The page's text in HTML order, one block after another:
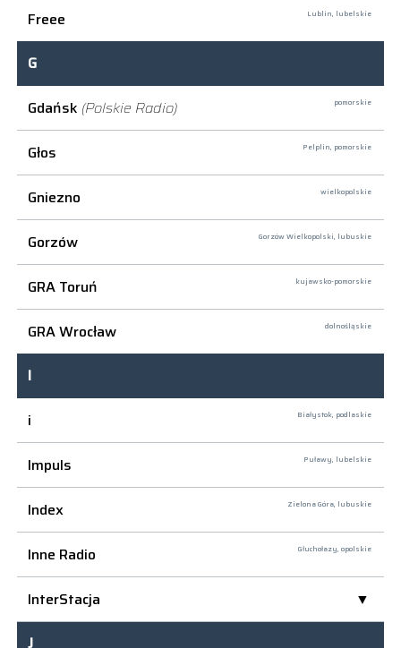
Freee Lublin, lubelskie
G
Gdańsk (Polskie Radio) pomorskie
Głos Pelplin, pomorskie
Gniezno wielkopolskie
Gorzów Gorzów Wielkopolski, lubuskie
GRA Toruń kujawsko-pomorskie
GRA Wrocław dolnośląskie
I
i
Białystok, podlaskie
Impuls Puławy, lubelskie
Index Zielona Góra, lubuskie
Inne Radio Głuchołazy, opolskie
InterStacja
J